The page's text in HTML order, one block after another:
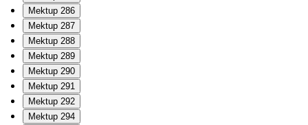
Mektup 286
Mektup 287
Mektup 288
Mektup 289
Mektup 290
Mektup 291
Mektup 292
Mektup 294